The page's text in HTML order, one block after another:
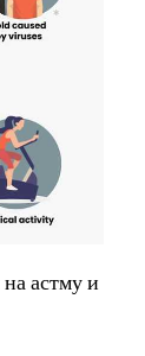
астму и